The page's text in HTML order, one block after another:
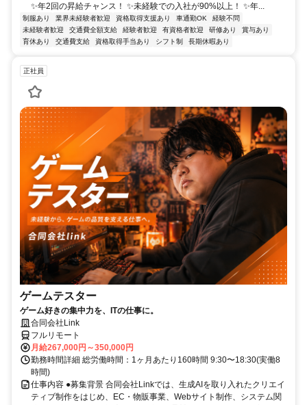
✨年2回の昇給チャンス！ ✨未経験での入社が90%以上！ ✨年...
制服あり 業界未経験者歓迎 資格取得支援あり 車通勤OK
経験不問
未経験者歓迎
交通費全額支給 経験者歓迎 有資格者歓迎 研修あり
賞与あり
育休あり
交通費支給 資格取得手当あり シフト制 長期休暇あり
正社員
ゲームテスター
ゲーム好きの集中力を、ITの仕事に。
合同会社Link
フルリモート
月給267,000円～350,000円
勤務時間詳細 総労働時間：1ヶ月あたり160時間 9:30〜18:30(実働8
時間)
仕事内容 ●募集背景 合同会社Linkでは、生成AIを取り入れたクリエイ
ティブ制作をはじめ、EC・物販事業、Webサイト制作、システム関